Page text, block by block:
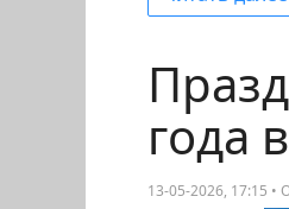
года
13-05-2026, 17:15 •